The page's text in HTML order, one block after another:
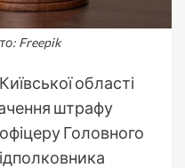
Freepik
області
штрафу
Головного